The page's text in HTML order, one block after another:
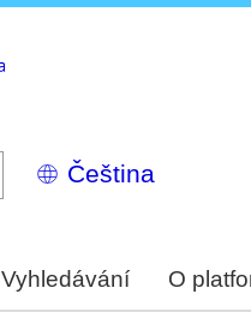
Select
your
Vyhledávání O